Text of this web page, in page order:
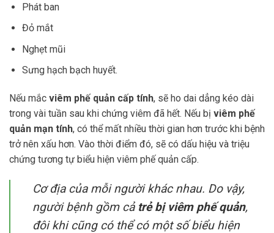
Phát ban
Đỏ mắt
Nghẹt mũi
Sưng hạch bạch huyết.
Nếu mắc viêm phế quản cấp tính, sẽ ho dai dẳng kéo dài
trong vài tuần sau khi chứng viêm đã hết. Nếu bị viêm phế
quản mạn tính, có thể mất nhiều thời gian hơn trước khi bệnh
trở nên xấu hơn. Vào thời điểm đó, sẽ có dấu hiệu và triệu
chứng tương tự biểu hiện viêm phế quản cấp.
Cơ địa của mỗi người khác nhau. Do vậy,
người bệnh gồm cả trẻ bị viêm phế quản,
đôi khi cũng có thể có một số biểu hiện